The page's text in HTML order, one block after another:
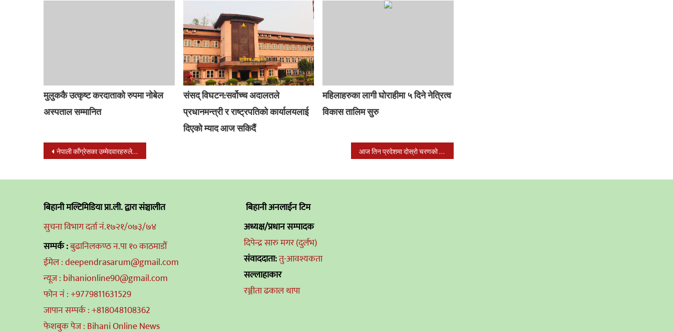
मुलुककै उत्कृष्ट करदाताको रुपमा नोबेल
अस्पताल सम्मानित
संसद् विघटन:सर्वोच्च अदालतले
प्रधानमन्त्री र राष्ट्रपतिको कार्यालयलाई
दिएको म्याद आज सकिदैं
महिलाहरुका लागी घोराहीमा ५ दिने नेत्रित्व
विकास तालिम सुरु
Post
नेपाली काँग्रेसका उम्मेदवारहरुले विहानै मतदान गर्ने आज तिन प्रदेशमा दोस्रो चरणको निर्वाचन हुँदै
बिहानी मल्टिमिडिया प्रा.ली. द्वारा संञ्चालीत
सुचना विभाग दर्ता नं.१७२१/०७३/७४
सम्पर्क :बुढानिलकण्ठ न.पा १० काठमाडौं
ईमेल : deependrasarum@gmail.com
न्यूज : bihanionline90@gmail.com
फोन नं : +9779811631529
जापान सम्पर्क : +818048108362
फेशबुक पेज : Bihani Online News
बिहानी अनलाईन टिम
अध्यक्ष/प्रधान सम्पादक
दिपेन्द्र सारु मगर (दुर्लभ)
संवाददाता:तु-आवश्यकता
सल्लाहाकार
रञ्जीता ढकाल थापा